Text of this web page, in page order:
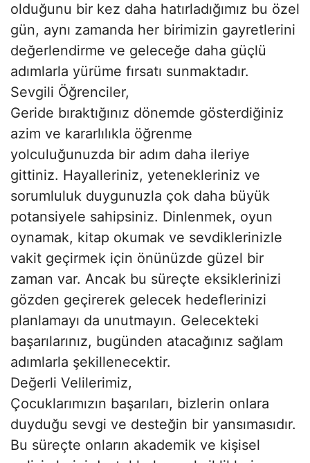
olduğunu bir kez daha hatırladığımız bu özel
gün, aynı zamanda her birimizin gayretlerini
değerlendirme ve geleceğe daha güçlü
adımlarla yürüme fırsatı sunmaktadır.
Sevgili Öğrenciler,
Geride bıraktığınız dönemde gösterdiğiniz
azim ve kararlılıkla öğrenme
yolculuğunuzda bir adım daha ileriye
gittiniz. Hayalleriniz, yetenekleriniz ve
sorumluluk duygunuzla çok daha büyük
potansiyele sahipsiniz. Dinlenmek, oyun
oynamak, kitap okumak ve sevdiklerinizle
vakit geçirmek için önünüzde güzel bir
zaman var. Ancak bu süreçte eksiklerinizi
gözden geçirerek gelecek hedeflerinizi
planlamayı da unutmayın. Gelecekteki
başarılarınız, bugünden atacağınız sağlam
adımlarla şekillenecektir.
Değerli Velilerimiz,
Çocuklarımızın başarıları, bizlerin onlara
duyduğu sevgi ve desteğin bir yansımasıdır.
Bu süreçte onların akademik ve kişisel